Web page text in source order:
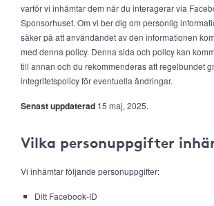
varför vi inhämtar dem när du interagerar via
Sponsorhuset. Om vi ber dig om personlig
säker på att användandet av den informationen
med denna policy. Denna sida och policy kan
till annan och du rekommenderas att regelbundet
integritetspolicy för eventuella ändringar.
Senast uppdaterad 15 maj, 2025.
Vilka personuppgifter
Vi inhämtar följande personuppgifter:
Ditt Facebook-ID